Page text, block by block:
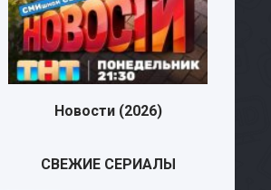
Новости (2026)
СВЕЖИЕ СЕРИАЛЫ